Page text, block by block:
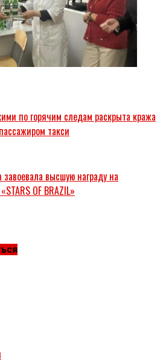
по горячим следам раскрыта кража
такси
высшую награду на
OF BRAZIL»